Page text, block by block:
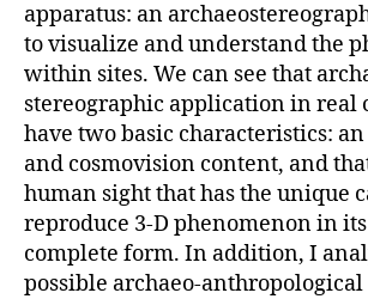
apparatus: an
to visualize and understand the
within sites. We can see that
stereographic application in real
have two basic characteristics:
and cosmovision content, and
human sight that has the unique
reproduce 3-D phenomenon in
complete form. In addition, I
possible archaeo-